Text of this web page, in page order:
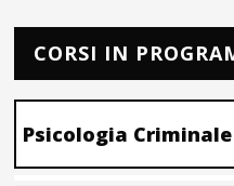
CORSI IN
Psicologia